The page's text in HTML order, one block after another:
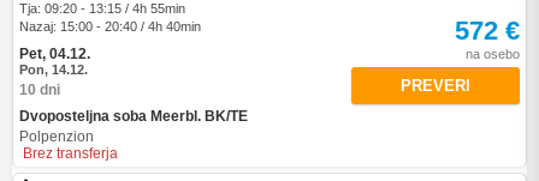
Tja: 09:20 - 13:15 / 4h 55min
Nazaj: 15:00 - 20:40 / 4h 40min
Pet, 04.12.
Pon, 14.12.
10 dni
Dvoposteljna soba Meerbl. BK/TE
Polpenzion
Brez transferja
572 €
na osebo
PREVERI